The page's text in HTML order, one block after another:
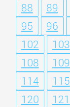
88
89
95
96
102
103
108
109
114
115
120
121